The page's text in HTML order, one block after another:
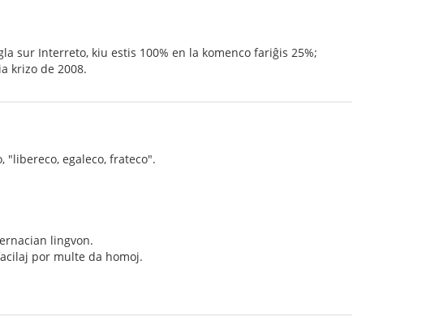
sur Interreto, kiu estis 100% en la komenco fariĝis 25%;
krizo de 2008.
"libereco, egaleco, frateco".
lingvon.
por multe da homoj.